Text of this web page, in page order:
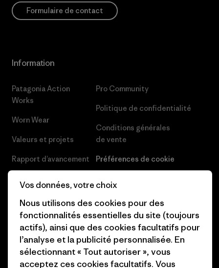
Formulaire de contact
Information
Patagonia Action
Works
Worn Wear
Valeurs et projets
Rapport d’avancement
Objectifs climatiques
1% For The Planet
Comment nous
finançons
Pro Community
Politique de confidentialité
Conditions générales
de vente
Préférences de cookie
Presse et media
Industry program
Programme d’affiliation
Patagonia Luxembourg Plan du
Vos données, votre choix
Nous utilisons des cookies pour des
fonctionnalités essentielles du site (toujours
actifs), ainsi que des cookies facultatifs pour
l’analyse et la publicité personnalisée. En
sélectionnant « Tout autoriser », vous
acceptez ces cookies facultatifs. Vous